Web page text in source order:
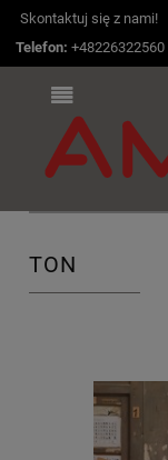
Skontaktuj się z nami!
Telefon: +48226322560|
TON